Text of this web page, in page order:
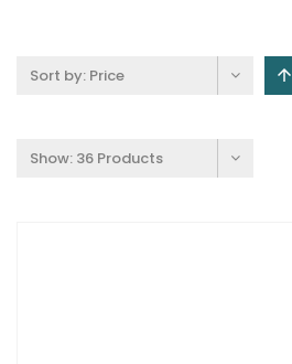
Sort by: Price
Show: 36 Products